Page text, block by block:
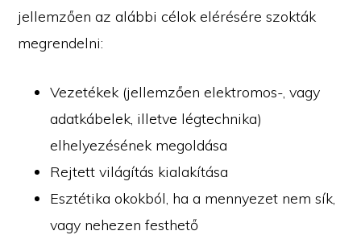
jellemzően az alábbi célok elérésére szokták
megrendelni:
Vezetékek (jellemzően elektromos-, vagy
adatkábelek, illetve légtechnika)
elhelyezésének megoldása
Rejtett világítás kialakítása
Esztétika okokból, ha a mennyezet nem sík,
vagy nehezen festhető